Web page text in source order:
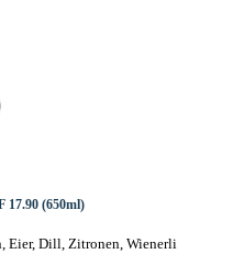
17.90 (650ml)
Eier, Dill, Zitronen, Wienerli